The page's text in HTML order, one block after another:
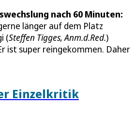
nach 60 Minuten:
länger auf dem Platz
(Steffen Tigges, Anm.d.Red.)
ist super reingekommen. Daher
Einzelkritik